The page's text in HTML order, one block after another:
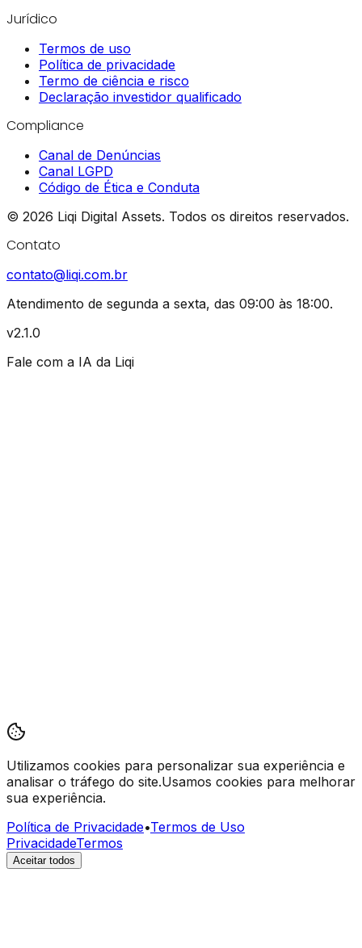
Jurídico
Termos de uso
Política de privacidade
Termo de ciência e risco
Declaração investidor qualificado
Compliance
Canal de Denúncias
Canal LGPD
Código de Ética e Conduta
© 2026 Liqi Digital Assets. Todos os direitos reservados.
Contato
contato@liqi.com.br
Atendimento de segunda a sexta, das 09:00 às 18:00.
v2.1.0
Fale com a IA da Liqi
Utilizamos cookies para personalizar sua experiência e
analisar o tráfego do site.Usamos cookies para melhorar
sua experiência.
Política de Privacidade•Termos de Uso
PrivacidadeTermos
Aceitar todos